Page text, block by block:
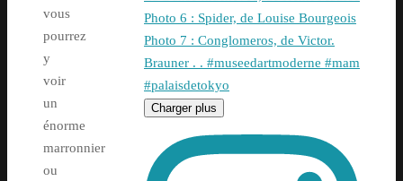
vous
pourrez
y
voir
un
énorme
marronnier
ou
Charger plus